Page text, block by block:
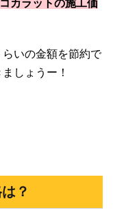
カラットの施工価
いの金額を節約で
しょうー！
？